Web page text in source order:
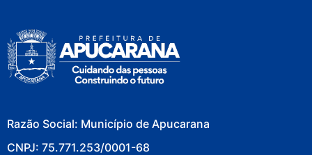
Razão Social: Município de Apucarana
CNPJ: 75.771.253/0001-68